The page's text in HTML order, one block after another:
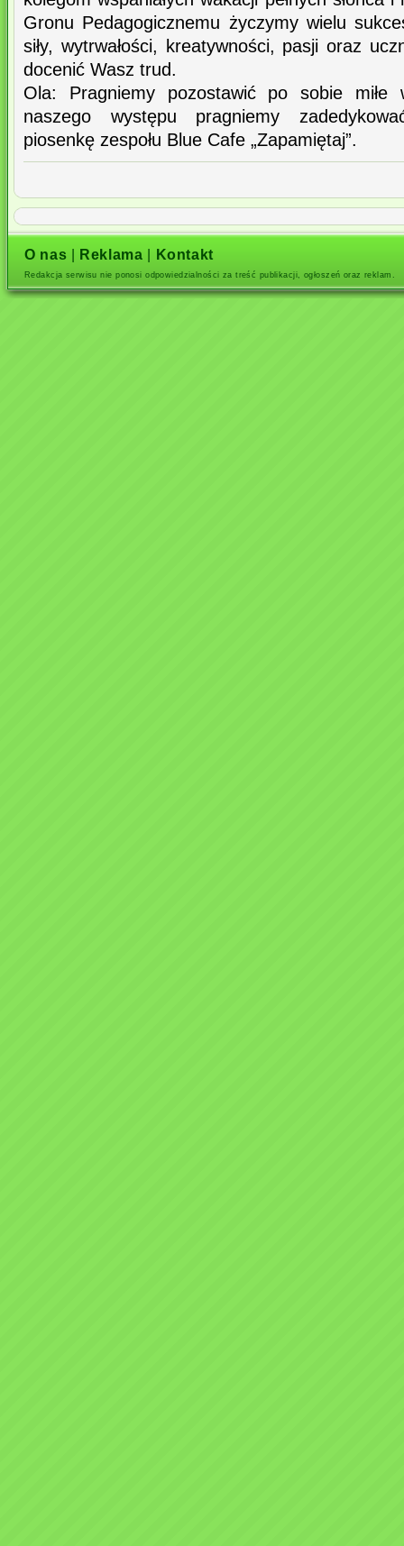
Gronu Pedagogicznemu życzymy wielu
siły, wytrwałości, kreatywności, pasji oraz
docenić Wasz trud.
Ola: Pragniemy pozostawić po sobie miłe
naszego występu pragniemy
piosenkę zespołu Blue Cafe „Zapamiętaj”.
O nas Reklama Kontakt
Redakcja serwisu nie ponosi odpowiedzialności za treść publikacji, ogłoszeń oraz reklam.